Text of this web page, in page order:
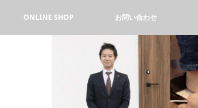
ONLINE SHOP お問い合わせ